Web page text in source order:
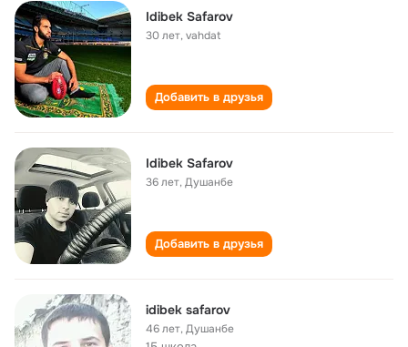
Idibek Safarov
30 лет,vahdat
Добавить в друзья
Idibek Safarov
36 лет,Душанбе
Добавить в друзья
idibek safarov
46 лет,Душанбе